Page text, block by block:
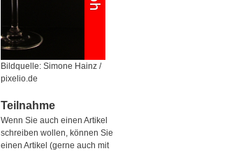
Bildquelle: Simone Hainz /
pixelio.de
Teilnahme
Wenn Sie auch einen Artikel
schreiben wollen, können Sie
einen Artikel (gerne auch mit